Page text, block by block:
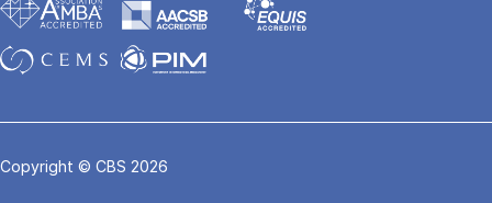
Copyright © CBS 2026